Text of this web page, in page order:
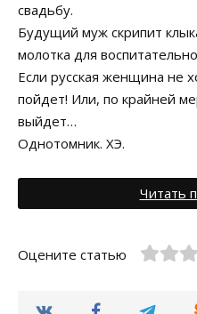
свадьбу.
Будущий муж скрипит
молотка для
Если русская женщина не
пойдет! Или, по крайней
выйдет…
Однотомник. ХЭ.
Читать
Оцените статью